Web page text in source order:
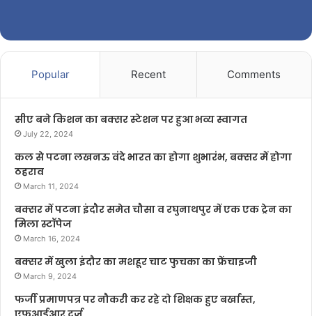
Popular Recent Comments
सीए बने किशन का बक्सर स्टेशन पर हुआ भव्य स्वागत
July 22, 2024
कल से पटना लखनऊ वंदे भारत का होगा शुभारंभ, बक्सर में होगा
ठहराव
March 11, 2024
बक्सर में पटना इंदौर समेत चौसा व रघुनाथपुर में एक एक ट्रेन का
मिला स्टॉपेज
March 16, 2024
बक्सर में खुला इंदौर का मशहूर चाट फुचका का फ्रेंचाइजी
March 9, 2024
फर्जी प्रमाणपत्र पर नौकरी कर रहे दो शिक्षक हुए बर्खास्त,